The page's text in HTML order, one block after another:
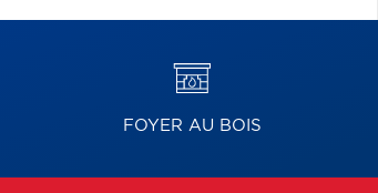
FOYER AU BOIS